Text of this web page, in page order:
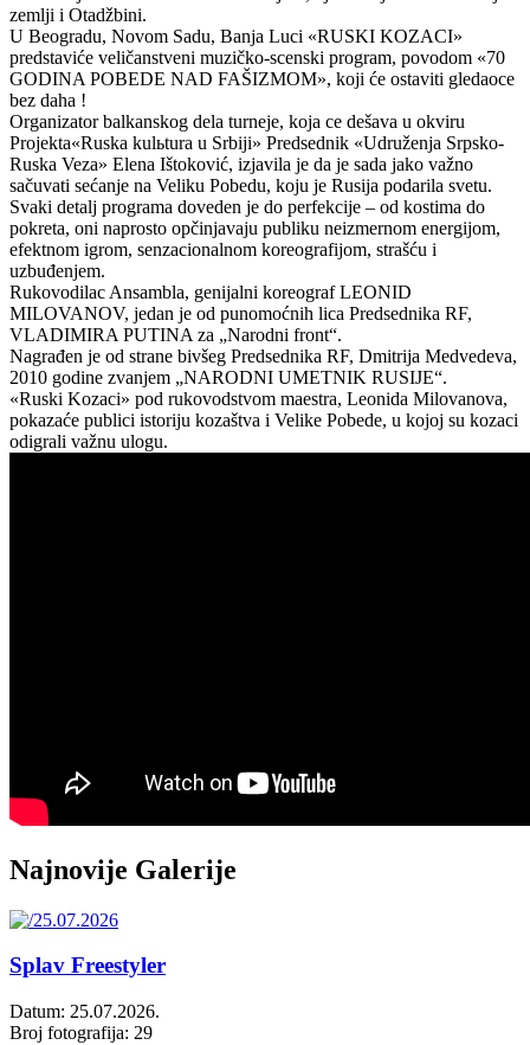
zemlji i Otadžbini.
U Beogradu, Novom Sadu, Banja Luci «RUSKI KOZACI»
predstaviće veličanstveni muzičko-scenski program, povodom «70
GODINA POBEDE NAD FAŠIZMOM», koji će ostaviti gledaoce
bez daha !
Organizator balkanskog dela turneje, koja ce dešava u okviru
Projekta«Ruska kulьtura u Srbiji» Predsednik «Udruženja Srpsko-
Ruska Veza» Elena Ištoković, izjavila je da je sada jako važno
sačuvati sećanje na Veliku Pobedu, koju je Rusija podarila svetu.
Svaki detalj programa doveden je do perfekcije – od kostima do
pokreta, oni naprosto opčinjavaju publiku neizmernom energijom,
efektnom igrom, senzacionalnom koreografijom, strašću i
uzbuđenjem.
Rukovodilac Ansambla, genijalni koreograf LEONID
MILOVANOV, jedan je od punomoćnih lica Predsednika RF,
VLADIMIRA PUTINA za „Narodni front“.
Nagrađen je od strane bivšeg Predsednika RF, Dmitrija Medvedeva,
2010 godine zvanjem „NARODNI UMETNIK RUSIJE“.
«Ruski Kozaci» pod rukovodstvom maestra, Leonida Milovanova,
pokazaće publici istoriju kozaštva i Velike Pobede, u kojoj su kozaci
odigrali važnu ulogu.
Najnovije Galerije
Splav Freestyler
Datum: 25.07.2026.
Broj fotografija: 29